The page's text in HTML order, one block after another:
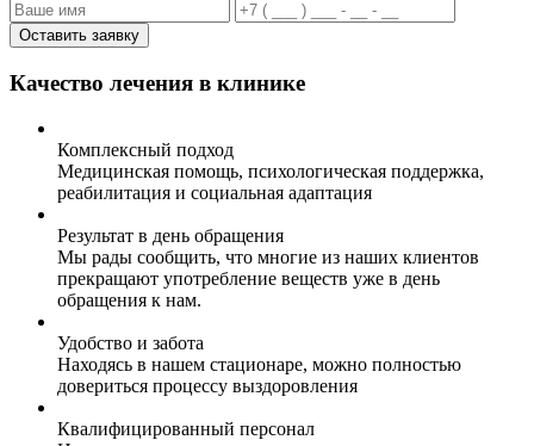
Оставить заявку
Качество лечения в клинике
Комплексный подход
Медицинская помощь, психологическая поддержка,
реабилитация и социальная адаптация
Результат в день обращения
Мы рады сообщить, что многие из наших клиентов
прекращают употребление веществ уже в день
обращения к нам.
Удобство и забота
Находясь в нашем стационаре, можно полностью
довериться процессу выздоровления
Квалифицированный персонал